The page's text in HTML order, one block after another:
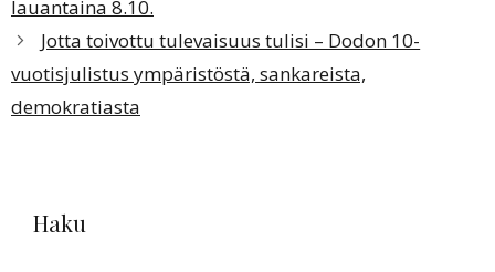
lauantaina 8.10.
Jotta toivottu tulevaisuus tulisi – Dodon 10-
vuotisjulistus ympäristöstä, sankareista,
demokratiasta
Haku